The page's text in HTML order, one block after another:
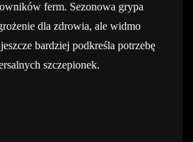
ferm. Sezonowa grypa
dla zdrowia, ale widmo
bardziej podkreśla potrzebę
szczepionek.